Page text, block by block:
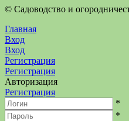
©️ Садоводство и
Главная
Вход
Вход
Регистрация
Регистрация
Авторизация
Регистрация
*
*